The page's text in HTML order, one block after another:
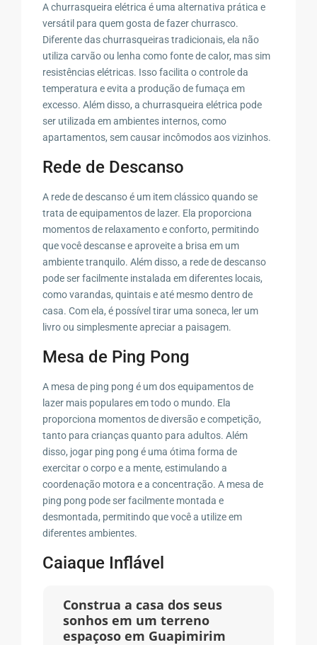
A churrasqueira elétrica é uma alternativa prática e
versátil para quem gosta de fazer churrasco.
Diferente das churrasqueiras tradicionais, ela não
utiliza carvão ou lenha como fonte de calor, mas sim
resistências elétricas. Isso facilita o controle da
temperatura e evita a produção de fumaça em
excesso. Além disso, a churrasqueira elétrica pode
ser utilizada em ambientes internos, como
apartamentos, sem causar incômodos aos vizinhos.
Rede de Descanso
A rede de descanso é um item clássico quando se
trata de equipamentos de lazer. Ela proporciona
momentos de relaxamento e conforto, permitindo
que você descanse e aproveite a brisa em um
ambiente tranquilo. Além disso, a rede de descanso
pode ser facilmente instalada em diferentes locais,
como varandas, quintais e até mesmo dentro de
casa. Com ela, é possível tirar uma soneca, ler um
livro ou simplesmente apreciar a paisagem.
Mesa de Ping Pong
A mesa de ping pong é um dos equipamentos de
lazer mais populares em todo o mundo. Ela
proporciona momentos de diversão e competição,
tanto para crianças quanto para adultos. Além
disso, jogar ping pong é uma ótima forma de
exercitar o corpo e a mente, estimulando a
coordenação motora e a concentração. A mesa de
ping pong pode ser facilmente montada e
desmontada, permitindo que você a utilize em
diferentes ambientes.
Caiaque Inflável
Construa a casa dos seus
sonhos em um terreno
espaçoso em Guapimirim